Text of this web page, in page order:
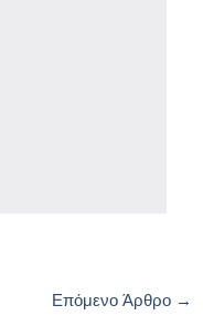
Επόμενο Άρθρο →